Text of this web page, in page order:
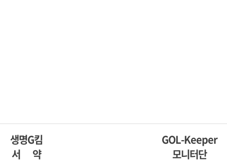
생명G킴
서 약
GOL-Keeper
모니터단